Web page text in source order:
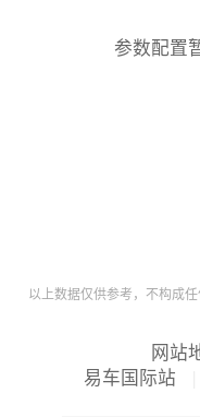
参数配置
以上数据仅供参考，不构成
网站
易车国际站